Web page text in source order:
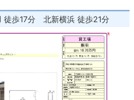
歩17分 北新横浜 徒歩21分